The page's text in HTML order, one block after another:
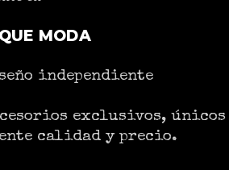
MODA
independiente
exclusivos, únicos
calidad y precio.